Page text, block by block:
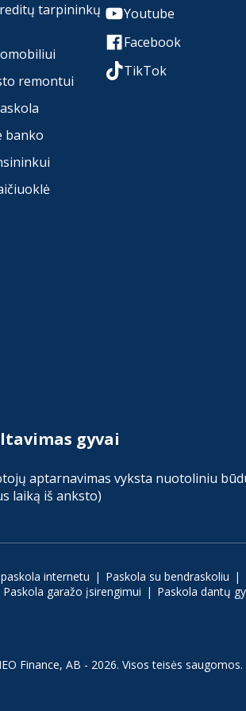
tarpininkų
remontui
banko
Youtube
Facebook
TikTok
gyvai
aptarnavimas vyksta nuotoliniu
laiką iš anksto)
internetu Paskola su bendraskoliu
Paskola garažo įsirengimui Paskola dantų
Finance, AB - 2026. Visos teisės saugomos.